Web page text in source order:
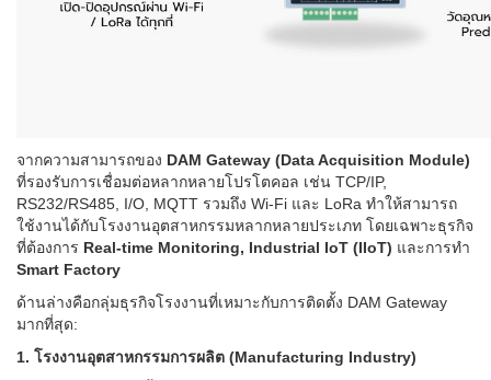
จากความสามารถของ DAM Gateway (Data Acquisition Module)
ที่รองรับการเชื่อมต่อหลากหลายโปรโตคอล เช่น TCP/IP,
RS232/RS485, I/O, MQTT รวมถึง Wi-Fi และ LoRa ทำให้สามารถ
ใช้งานได้กับโรงงานอุตสาหกรรมหลากหลายประเภท โดยเฉพาะธุรกิจ
ที่ต้องการ Real-time Monitoring, Industrial IoT (IIoT) และการทำ
Smart Factory
ด้านล่างคือกลุ่มธุรกิจโรงงานที่เหมาะกับการติดตั้ง DAM Gateway
มากที่สุด:
1. โรงงานอุตสาหกรรมการผลิต (Manufacturing Industry)